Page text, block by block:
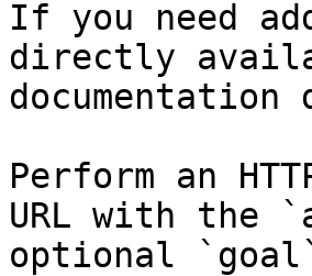
If you need
directly
Perform an
URL with the
optional